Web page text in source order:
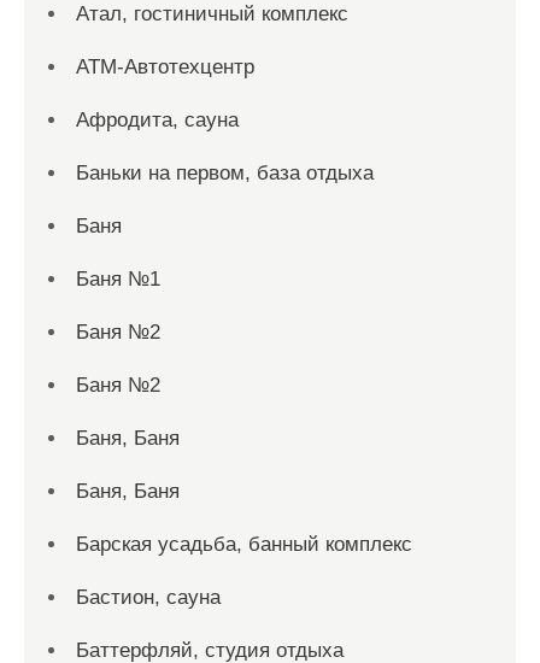
Атал, гостиничный комплекс
АТМ-Автотехцентр
Афродита, сауна
Баньки на первом, база отдыха
Баня
Баня №1
Баня №2
Баня №2
Баня, Баня
Баня, Баня
Барская усадьба, банный комплекс
Бастион, сауна
Баттерфляй, студия отдыха